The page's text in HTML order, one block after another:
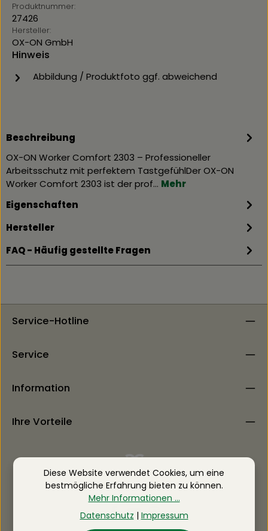
Produktnummer:
27426
Hersteller:
OX-ON GmbH
Hinweis
Abbildung / Produktfoto ggf. abweichend
Beschreibung
OX-ON Worker Comfort 2303 – Professioneller
Arbeitsschutz mit perfektem TastgefühlDer OX-ON
Worker Comfort 2303 ist der prof… Mehr
Eigenschaften
Hersteller
FAQ - Häufig gestellte Fragen
Service-Hotline
Service
Information
Ihre Vorteile
Diese Website verwendet Cookies, um eine
bestmögliche Erfahrung bieten zu können.
Mehr Informationen ...
Datenschutz | Impressum